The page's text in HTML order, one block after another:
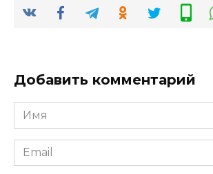
Добавить комментарий
Имя
*
Email
*